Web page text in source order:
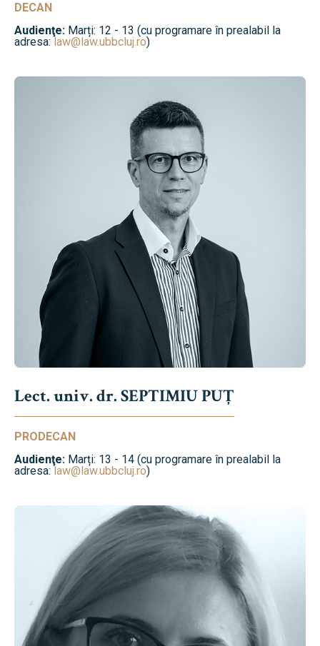
DECAN
Audienţe: Marți: 12 - 13 (cu programare în prealabil la
adresa:law@law.ubbcluj.ro)
Lect. univ. dr. SEPTIMIU PUȚ
PRODECAN
Audienţe: Marți: 13 - 14 (cu programare în prealabil la
adresa:law@law.ubbcluj.ro)